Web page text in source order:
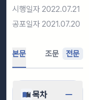
시행일자 2022.07.21
공포일자 2021.07.20
본문 조문 전문
목차